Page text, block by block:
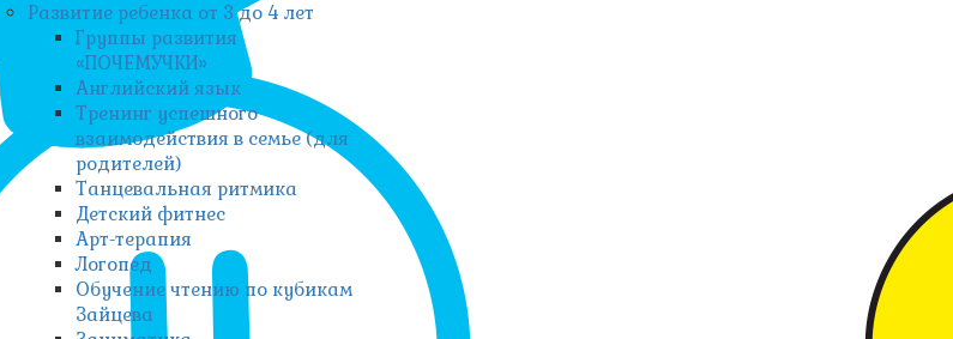
Развитие ребенка от 3 до 4 лет
Группы развития
«ПОЧЕМУЧКИ»
Английский язык
Тренинг успешного
взаимодействия в семье (для
родителей)
Танцевальная ритмика
Детский фитнес
Арт-терапия
Логопед
Обучение чтению по кубикам
Зайцева